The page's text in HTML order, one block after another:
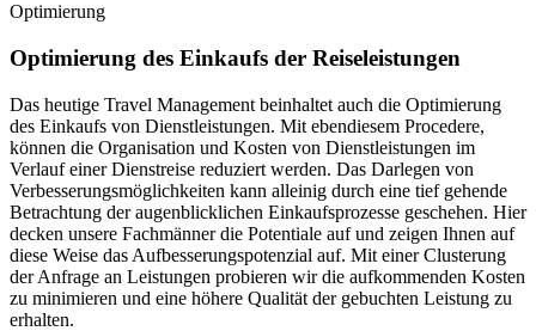
Optimierung
Optimierung des Einkaufs der Reiseleistungen
Das heutige Travel Management beinhaltet auch die Optimierung
des Einkaufs von Dienstleistungen. Mit ebendiesem Procedere,
können die Organisation und Kosten von Dienstleistungen im
Verlauf einer Dienstreise reduziert werden. Das Darlegen von
Verbesserungsmöglichkeiten kann alleinig durch eine tief gehende
Betrachtung der augenblicklichen Einkaufsprozesse geschehen. Hier
decken unsere Fachmänner die Potentiale auf und zeigen Ihnen auf
diese Weise das Aufbesserungspotenzial auf. Mit einer Clusterung
der Anfrage an Leistungen probieren wir die aufkommenden Kosten
zu minimieren und eine höhere Qualität der gebuchten Leistung zu
erhalten.